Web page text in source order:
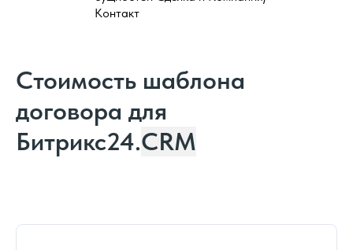
Контакт
Стоимость шаблона
договора для
Битрикс24.CRM